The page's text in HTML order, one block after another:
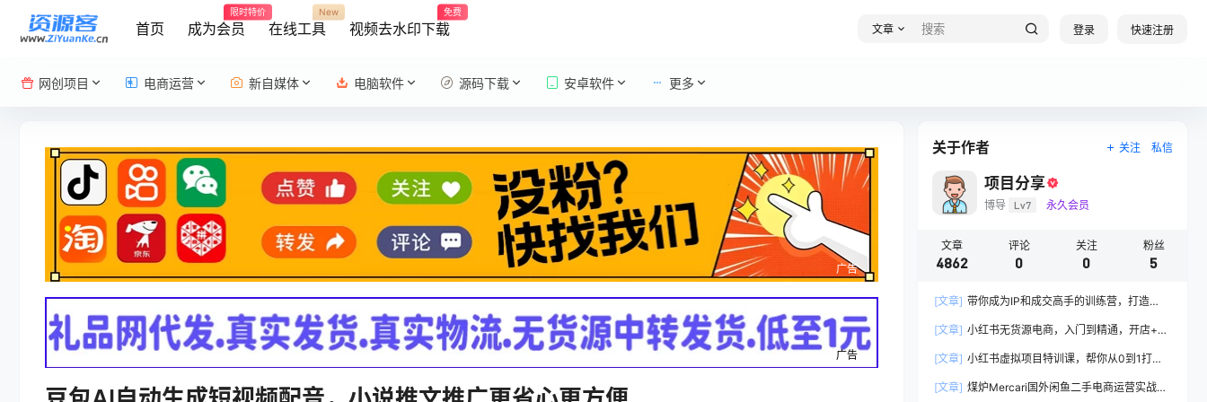
首页 成为会员
限时特价
在线工具
New
视频去水印下载
免费
文章 登录 快速注册
网创项目 电商运营 新自媒体 电脑软件 源码下载 安卓软件 更多
广告
广告
关于作者 关注 私信
项目分享
博导 Lv7 永久会员
文章
4862
评论
0
关注
0
粉丝
5
[文章] 带你成为IP和成交高手的训练营，打造
[文章] 小红书无货源电商，入门到精通，开店+选
[文章] 小红书虚拟项目特训课，帮你从0到1打造
[文章] 煤炉Mercari国外闲鱼二手电商运营实战全